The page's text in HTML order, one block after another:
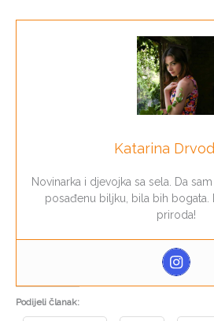
Katarina
Novinarka i djevojka sa sela. Da
posađenu biljku, bila bih bogata.
priroda!
Podijeli članak: